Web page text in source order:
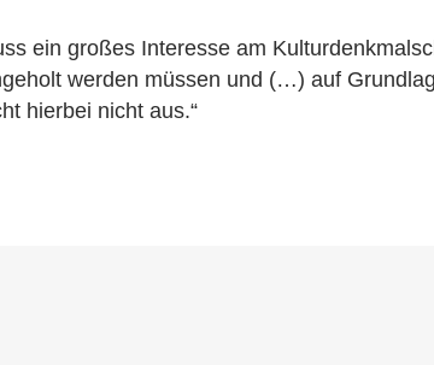
ein großes Interesse am
werden müssen und (…) auf
hierbei nicht aus.“